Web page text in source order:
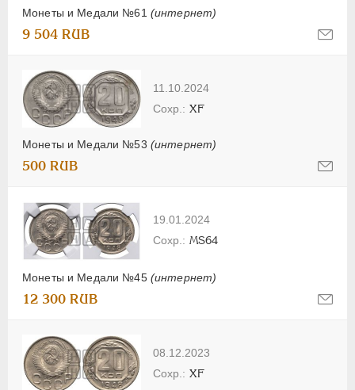
Монеты и Медали №61 (интернет)
9 504 RUB
11.10.2024
Монеты и Медали №53 (интернет)
XF
500 RUB
19.01.2024
Монеты и Медали №45 (интернет)
MS64
12 300 RUB
08.12.2023
XF